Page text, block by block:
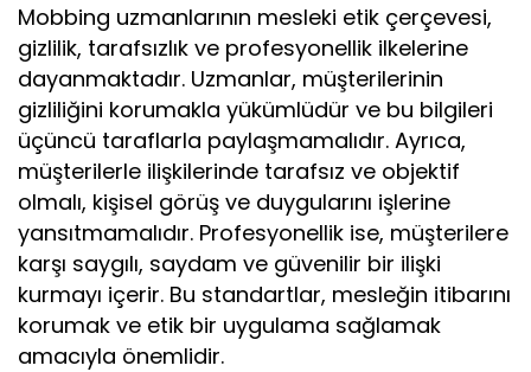
Mobbing uzmanlarının mesleki etik çerçevesi,
gizlilik, tarafsızlık ve profesyonellik ilkelerine
dayanmaktadır. Uzmanlar, müşterilerinin
gizliliğini korumakla yükümlüdür ve bu bilgileri
üçüncü taraflarla paylaşmamalıdır. Ayrıca,
müşterilerle ilişkilerinde tarafsız ve objektif
olmalı, kişisel görüş ve duygularını işlerine
yansıtmamalıdır. Profesyonellik ise, müşterilere
karşı saygılı, saydam ve güvenilir bir ilişki
kurmayı içerir. Bu standartlar, mesleğin itibarını
korumak ve etik bir uygulama sağlamak
amacıyla önemlidir.